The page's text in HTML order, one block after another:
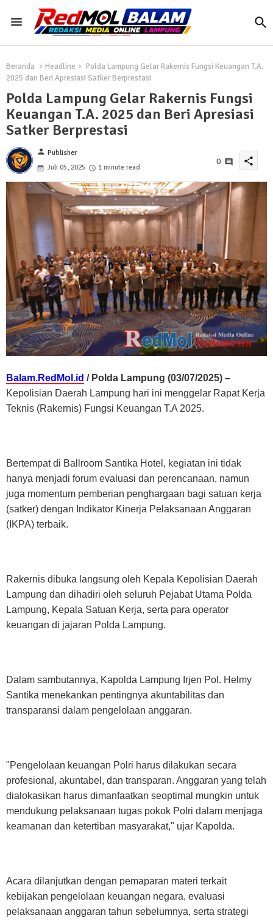
Beranda Headline
Polda Lampung Gelar Rakernis Fungsi Keuangan T.A.
2025 dan Beri Apresiasi Satker Berprestasi
Polda Lampung Gelar Rakernis Fungsi
Keuangan T.A. 2025 dan Beri Apresiasi
Satker Berprestasi
person Publisher
Juli 05, 2025
1 minute read
0 share
Balam.RedMol.id / Polda Lampung (03/07/2025) –
Kepolisian Daerah Lampung hari ini menggelar Rapat Kerja
Teknis (Rakernis) Fungsi Keuangan T.A 2025.
Bertempat di Ballroom Santika Hotel, kegiatan ini tidak
hanya menjadi forum evaluasi dan perencanaan, namun
juga momentum pemberian penghargaan bagi satuan kerja
(satker) dengan Indikator Kinerja Pelaksanaan Anggaran
(IKPA) terbaik.
Rakernis dibuka langsung oleh Kepala Kepolisian Daerah
Lampung dan dihadiri oleh seluruh Pejabat Utama Polda
Lampung, Kepala Satuan Kerja, serta para operator
keuangan di jajaran Polda Lampung.
Dalam sambutannya, Kapolda Lampung Irjen Pol. Helmy
Santika menekankan pentingnya akuntabilitas dan
transparansi dalam pengelolaan anggaran.
"Pengelolaan keuangan Polri harus dilakukan secara
profesional, akuntabel, dan transparan. Anggaran yang telah
dialokasikan harus dimanfaatkan seoptimal mungkin untuk
mendukung pelaksanaan tugas pokok Polri dalam menjaga
keamanan dan ketertiban masyarakat," ujar Kapolda.
Acara dilanjutkan dengan pemaparan materi terkait
kebijakan pengelolaan keuangan negara, evaluasi
pelaksanaan anggaran tahun sebelumnya, serta strategi